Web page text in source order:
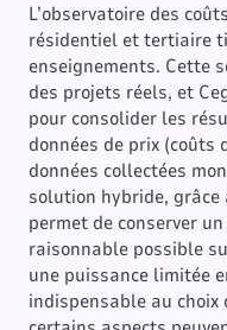
L’observatoire des
résidentiel et tertiaire
enseignements. Cette
des projets réels, et
pour consolider les
données de prix (coûts
données collectées
solution hybride,
permet de conserver
raisonnable possible
une puissance limitée
indispensable au